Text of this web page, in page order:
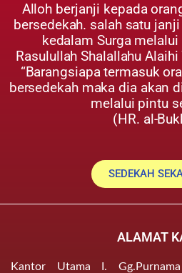
Alloh berjanji kepada
bersedekah. salah satu
kedalam Surga melalui
Rasulullah Shalallahu
“Barangsiapa termasuk
bersedekah maka dia akan
melalui pintu
(HR. al-
SEDEKAH
ALAMAT
Kantor Utama I.